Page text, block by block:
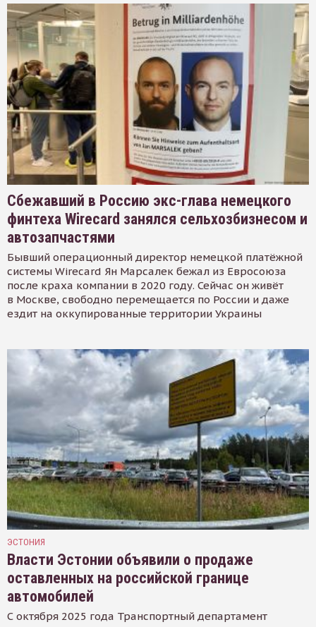
Сбежавший в Россию экс-глава немецкого
финтеха Wirecard занялся сельхозбизнесом и
автозапчастями
Бывший операционный директор немецкой платёжной
системы Wirecard Ян Марсалек бежал из Евросоюза
после краха компании в 2020 году. Сейчас он живёт
в Москве, свободно перемещается по России и даже
ездит на оккупированные территории Украины
ЭСТОНИЯ
Власти Эстонии объявили о продаже
оставленных на российской границе
автомобилей
С октября 2025 года Транспортный департамент